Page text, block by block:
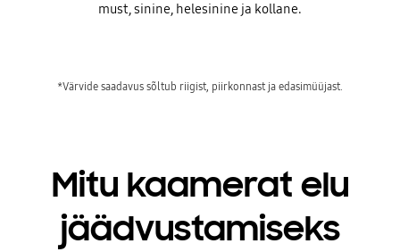
must, sinine, helesinine ja kollane.
*Värvide saadavus sõltub riigist, piirkonnast ja edasimüüjast.
Mitu kaamerat elu
jäädvustamiseks